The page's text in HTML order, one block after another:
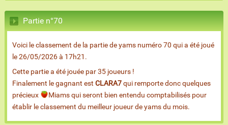
Partie n°70
Voici le classement de la partie de yams numéro 70 qui a été joué
le 26/05/2026 à 17h21.
Cette partie a été jouée par 35 joueurs !
Finalement le gagnant est CLARA7qui remporte donc quelques
précieux
Miams qui seront bien entendu comptabilisés pour
établir le classement du meilleur joueur de yams du mois.